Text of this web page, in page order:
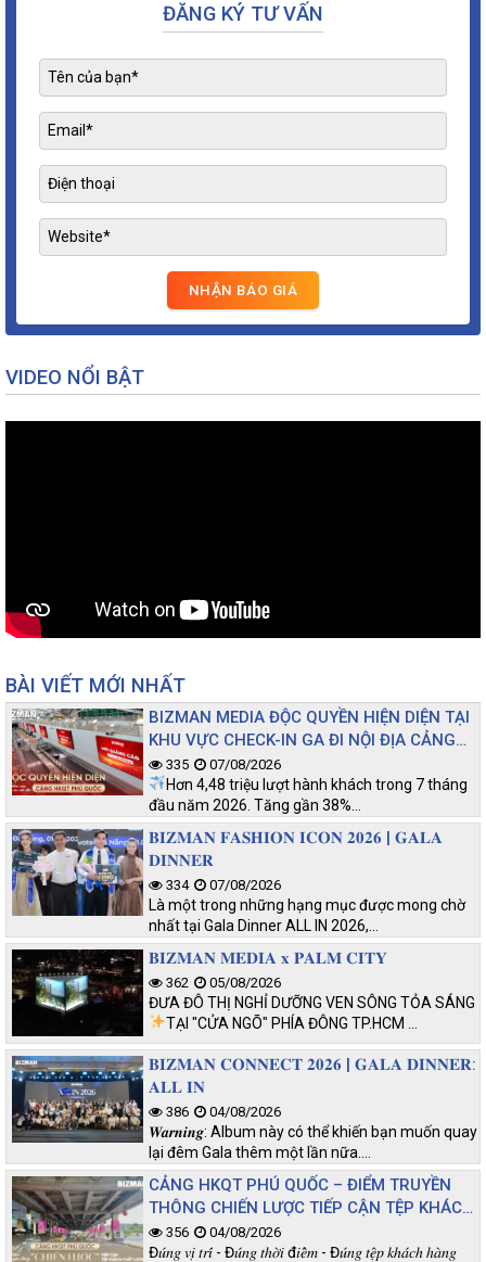
ĐĂNG KÝ TƯ VẤN
VIDEO NỔI BẬT
BÀI VIẾT MỚI NHẤT
BIZMAN MEDIA ĐỘC QUYỀN HIỆN DIỆN TẠI
KHU VỰC CHECK-IN GA ĐI NỘI ĐỊA CẢNG
HKQT PHÚ QUỐC
335 07/08/2026
Hơn 4,48 triệu lượt hành khách trong 7 tháng
đầu năm 2026. Tăng gần 38%…
𝐁𝐈𝐙𝐌𝐀𝐍 𝐅𝐀𝐒𝐇𝐈𝐎𝐍 𝐈𝐂𝐎𝐍 𝟐𝟎𝟐𝟔 | 𝐆𝐀𝐋𝐀
𝐃𝐈𝐍𝐍𝐄𝐑
334 07/08/2026
Là một trong những hạng mục được mong chờ
nhất tại Gala Dinner ALL IN 2026,…
𝐁𝐈𝐙𝐌𝐀𝐍 𝐌𝐄𝐃𝐈𝐀 𝐱 𝐏𝐀𝐋𝐌 𝐂𝐈𝐓𝐘
362 05/08/2026
ĐƯA ĐÔ THỊ NGHỈ DƯỠNG VEN SÔNG TỎA SÁNG
TẠI "CỬA NGÕ" PHÍA ĐÔNG TP.HCM
𝐁𝐈𝐙𝐌𝐀𝐍 𝐂𝐎𝐍𝐍𝐄𝐂𝐓 𝟐𝟎𝟐𝟔 | 𝐆𝐀𝐋𝐀 𝐃𝐈𝐍𝐍𝐄𝐑:
𝐀𝐋𝐋 𝐈𝐍
386 04/08/2026
𝑾𝒂𝒓𝒏𝒊𝒏𝒈: Album này có thể khiến bạn muốn quay
lại đêm Gala thêm một lần nữa.…
CẢNG HKQT PHÚ QUỐC – ĐIỂM TRUYỀN
THÔNG CHIẾN LƯỢC TIẾP CẬN TỆP KHÁCH
CHẤT LƯỢNG
356 04/08/2026
Đ𝑢́𝑛𝑔 𝑣𝑖̣ 𝑡𝑟𝑖́ - Đ𝑢́𝑛𝑔 𝑡ℎ𝑜̛̀𝑖 đ𝑖𝑒̂̉𝑚 - Đ𝑢́𝑛𝑔 𝑡𝑒̣̂𝑝 𝑘ℎ𝑎́𝑐ℎ ℎ𝑎̀𝑛𝑔